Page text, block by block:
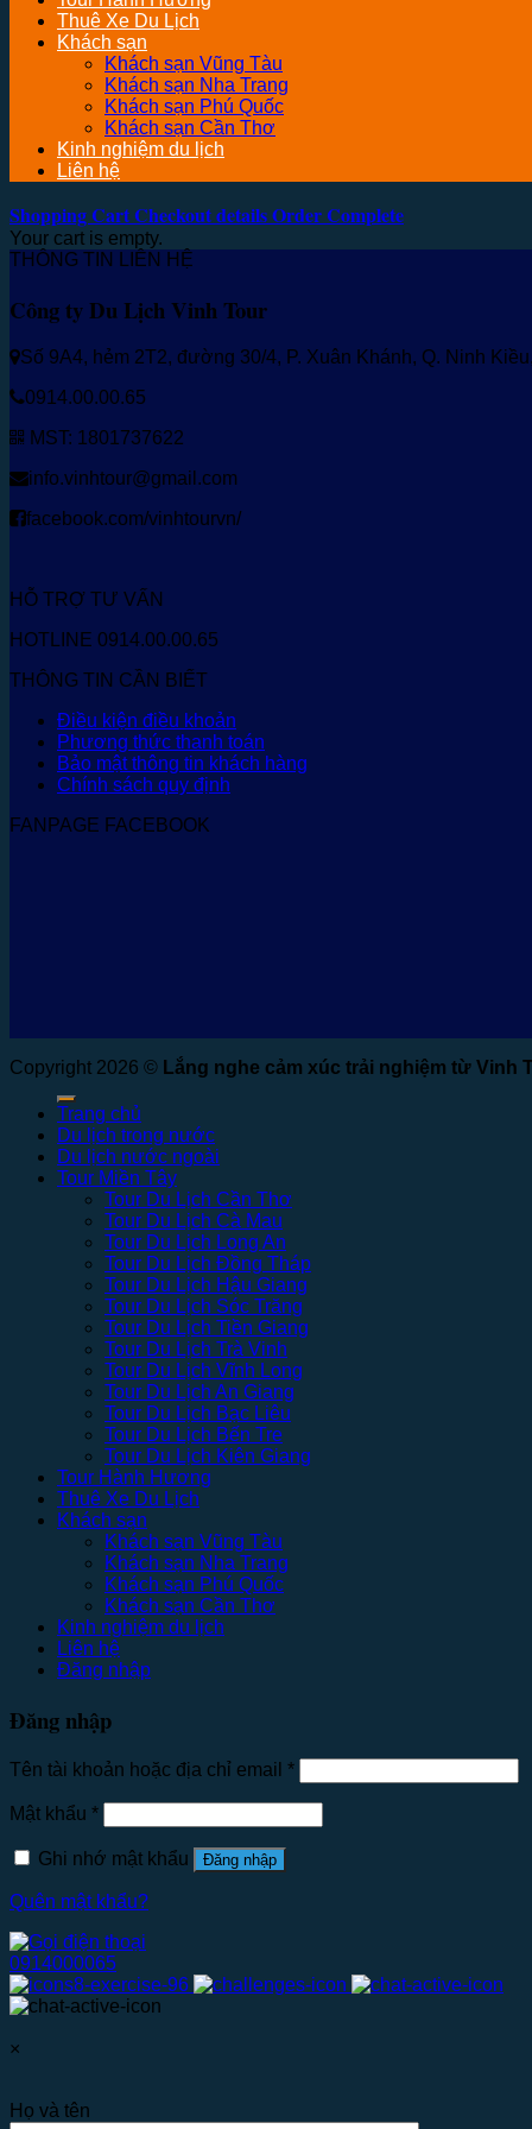
Thuê Xe Du Lịch
Khách sạn
Khách sạn Vũng Tàu
Khách sạn Nha Trang
Khách sạn Phú Quốc
Khách sạn Cần Thơ
Kinh nghiệm du lịch
Liên hệ
Shopping CartCheckout detailsOrder Complete
Your cart is empty.
THÔNG TIN LIÊN HỆ
Công ty Du Lịch Vinh Tour
Số 9A4, hẻm 2T2, đường 30/4, P. Xuân Khánh, Q. Ninh
0914.00.00.65
MST: 1801737622
info.vinhtour@gmail.com
facebook.com/vinhtourvn/
HỖ TRỢ TƯ VẤN
HOTLINE 0914.00.00.65
THÔNG TIN CẦN BIẾT
Điều kiện điều khoản
Phương thức thanh toán
Bảo mật thông tin khách hàng
Chính sách quy định
FANPAGE FACEBOOK
Copyright 2026 © Lắng nghe cảm xúc trải nghiệm từ Vinh
Trang chủ
Du lịch trong nước
Du lịch nước ngoài
Tour Miền Tây
Tour Du Lịch Cần Thơ
Tour Du Lịch Cà Mau
Tour Du Lịch Long An
Tour Du Lịch Đồng Tháp
Tour Du Lịch Hậu Giang
Tour Du Lịch Sóc Trăng
Tour Du Lịch Tiền Giang
Tour Du Lịch Trà Vinh
Tour Du Lịch Vĩnh Long
Tour Du Lịch An Giang
Tour Du Lịch Bạc Liêu
Tour Du Lịch Bến Tre
Tour Du Lịch Kiên Giang
Tour Hành Hương
Thuê Xe Du Lịch
Khách sạn
Khách sạn Vũng Tàu
Khách sạn Nha Trang
Khách sạn Phú Quốc
Khách sạn Cần Thơ
Kinh nghiệm du lịch
Liên hệ
Đăng nhập
Đăng nhập
Tên tài khoản hoặc địa chỉ email *
Mật khẩu *
Ghi nhớ mật khẩu Đăng nhập
Quên mật khẩu?
0914000065
×
Họ và tên